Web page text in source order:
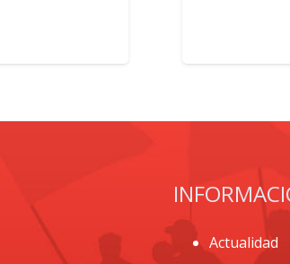
Actualidad